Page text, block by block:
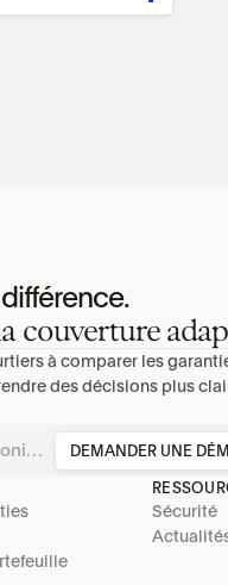
couverture
à comparer les
des décisions plus
DEMANDER UNE
Sécurité